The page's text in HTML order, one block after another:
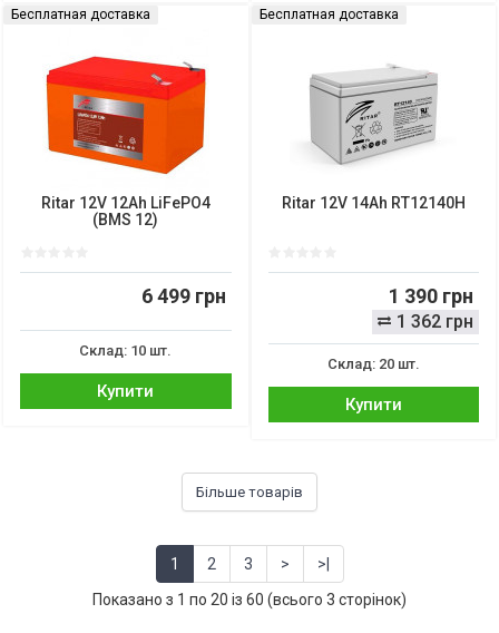
Бесплатная доставка
Ritar 12V 12Ah LiFePO4
(BMS 12)
6 499 грн
Склад: 10 шт.
Купити
Бесплатная доставка
Ritar 12V 14Ah RT12140H
1 390 грн
1 362 грн
Склад: 20 шт.
Купити
Більше товарів
1 2 3 >
>|
Показано з 1 по 20 із 60 (всього 3 сторінок)